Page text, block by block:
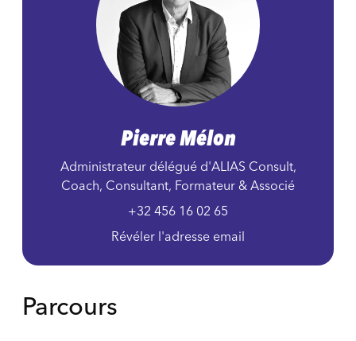
PierreMélon
Administrateur délégué d'ALIAS Consult,
Coach, Consultant, Formateur & Associé
+32 456 16 02 65
Révéler l'adresse email
Parcours